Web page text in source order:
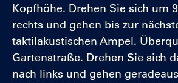
Kopfhöhe. Drehen Sie sich um
rechts und gehen bis zur
taktilakustischen Ampel.
Gartenstraße. Drehen Sie sich
nach links und gehen